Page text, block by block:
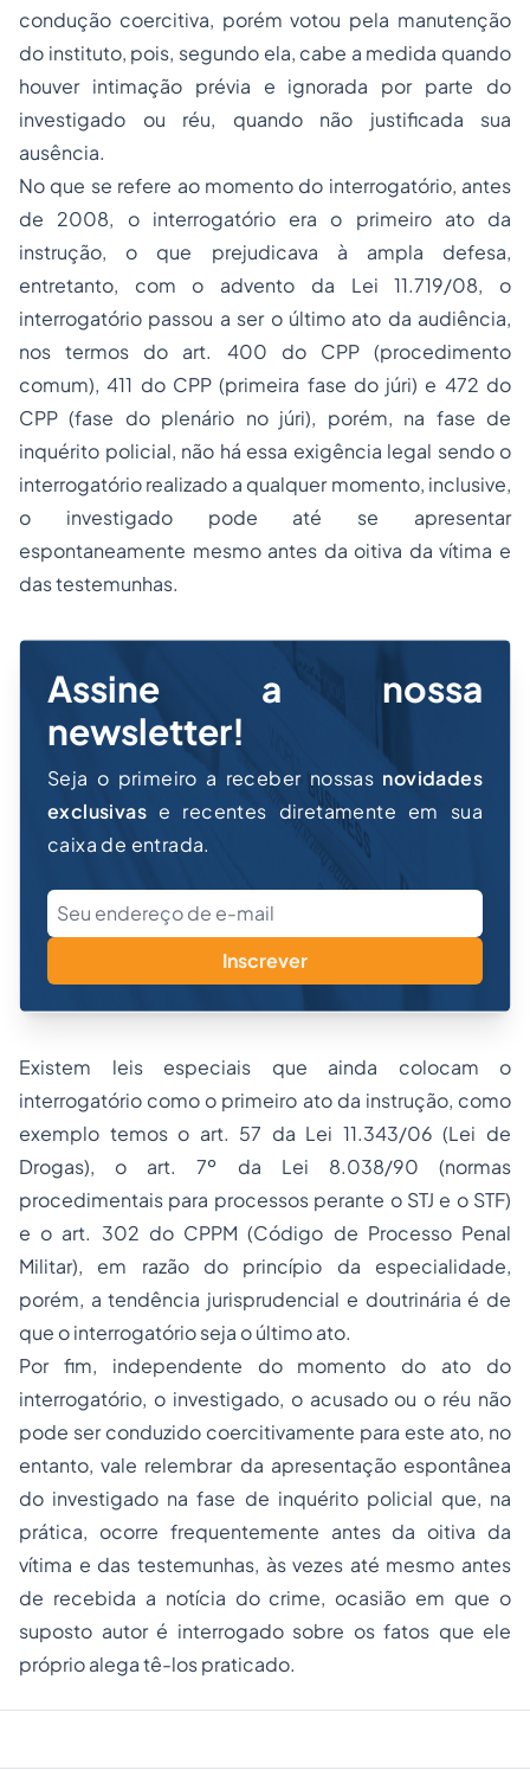
condução coercitiva, porém votou pela manutenção
do instituto, pois, segundo ela, cabe a medida quando
houver intimação prévia e ignorada por parte do
investigado ou réu, quando não justificada sua
ausência.
No que se refere ao momento do interrogatório, antes
de 2008, o interrogatório era o primeiro ato da
instrução, o que prejudicava à ampla defesa,
entretanto, com o advento da Lei 11.719/08, o
interrogatório passou a ser o último ato da audiência,
nos termos do art. 400 do CPP (procedimento
comum), 411 do CPP (primeira fase do júri) e 472 do
CPP (fase do plenário no júri), porém, na fase de
inquérito policial, não há essa exigência legal sendo o
interrogatório realizado a qualquer momento, inclusive,
o investigado pode até se apresentar
espontaneamente mesmo antes da oitiva da vítima e
das testemunhas.
Assine a nossa
newsletter!
Seja o primeiro a receber nossas novidades
exclusivas e recentes diretamente em sua
caixa de entrada.
Inscrever
Existem leis especiais que ainda colocam o
interrogatório como o primeiro ato da instrução, como
exemplo temos o art. 57 da Lei 11.343/06 (Lei de
Drogas), o art. 7º da Lei 8.038/90 (normas
procedimentais para processos perante o STJ e o STF)
e o art. 302 do CPPM (Código de Processo Penal
Militar), em razão do princípio da especialidade,
porém, a tendência jurisprudencial e doutrinária é de
que o interrogatório seja o último ato.
Por fim, independente do momento do ato do
interrogatório, o investigado, o acusado ou o réu não
pode ser conduzido coercitivamente para este ato, no
entanto, vale relembrar da apresentação espontânea
do investigado na fase de inquérito policial que, na
prática, ocorre frequentemente antes da oitiva da
vítima e das testemunhas, às vezes até mesmo antes
de recebida a notícia do crime, ocasião em que o
suposto autor é interrogado sobre os fatos que ele
próprio alega tê-los praticado.